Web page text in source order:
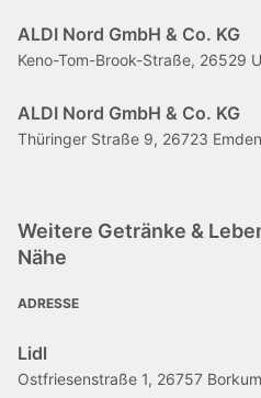
ALDI Nord GmbH & Co. KG
Keno-Tom-Brook-Straße, 26529
ALDI Nord GmbH & Co. KG
Thüringer Straße 9, 26723 Emden
Weitere Getränke &
Nähe
ADRESSE
Lidl
Ostfriesenstraße 1, 26757 Borkum